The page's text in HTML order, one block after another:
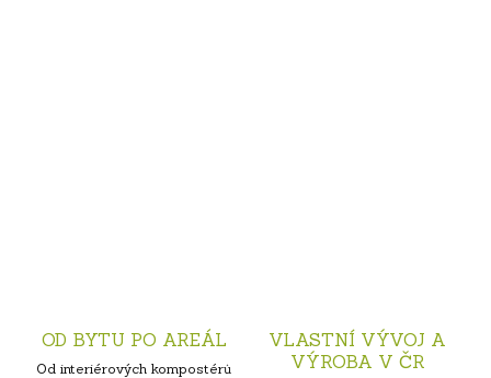
OD BYTU PO AREÁL
Od interiérových kompostérů
VLASTNÍ VÝVOJ A
VÝROBA V ČR